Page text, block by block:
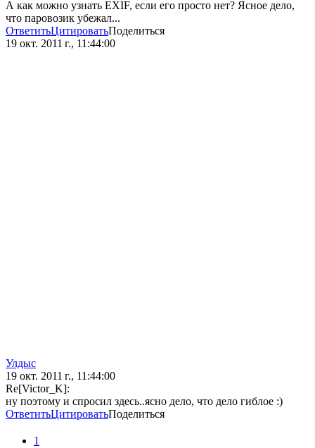
А как можно узнать EXIF, если его просто нет? Ясное дело,
что паровозик убежал...
ОтветитьЦитироватьПоделиться
19 окт. 2011 г., 11:44:00
Улдыс
19 окт. 2011 г., 11:44:00
Re[Victor_K]:
ну поэтому и спросил здесь..ясно дело, что дело гиблое :)
ОтветитьЦитироватьПоделиться
1